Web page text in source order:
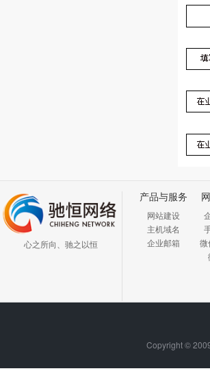
心之所向、驰之以恒
产品与服务
网站建设
主机域名
企业邮箱
微
Copyright ©